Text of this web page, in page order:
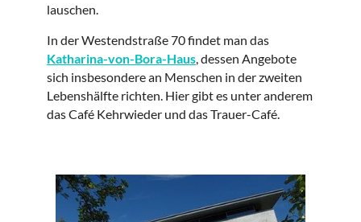
lauschen.
In der Westendstraße 70 findet man das
Katharina-von-Bora-Haus, dessen Angebote
sich insbesondere an Menschen in der zweiten
Lebenshälfte richten. Hier gibt es unter anderem
das Café Kehrwieder und das Trauer-Café.